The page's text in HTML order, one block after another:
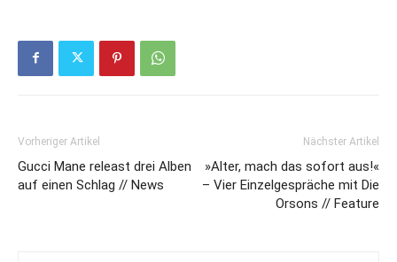
Vorheriger Artikel
Gucci Mane releast drei Alben
auf einen Schlag // News
Nächster Artikel
»Alter, mach das sofort aus!«
– Vier Einzelgespräche mit Die
Orsons // Feature